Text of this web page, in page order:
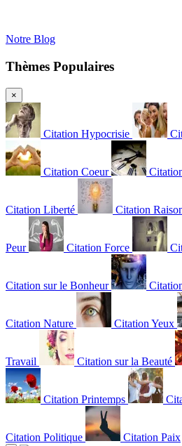
Notre Blog
Thèmes Populaires
×
Citation Hypocrisie
Citation Coeur
Citation Liberté Citation
Peur Citation Force
Citation sur le Bonheur
Citation Nature Citation Yeux
Travail Citation sur la Beauté
Citation Printemps
Citation Politique Citation Paix